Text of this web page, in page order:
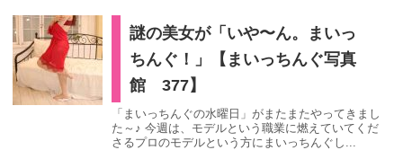
謎の美女が「いや〜ん。まいっ
ちんぐ！」【まいっちんぐ写真
館 377】
「まいっちんぐの水曜日」がまたまたやってきまし
た～♪ 今週は、モデルという職業に燃えていてくだ
さるプロのモデルという方にまいっちんぐし...